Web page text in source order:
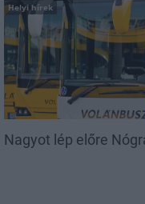
Helyi hírek
Nagyot lép előre